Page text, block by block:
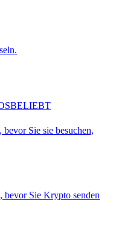
BELIEBT
Sie sie besuchen,
bevor Sie Krypto senden